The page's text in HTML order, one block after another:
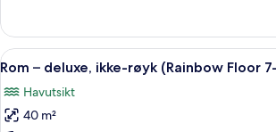
ikke-
røyk
(Rainbow
7-
10/F)
Åpne
alle
bildene
av
Rom –
11
Rom – deluxe, ikke-røyk (Rainbow Floor
Havutsikt
40 m²